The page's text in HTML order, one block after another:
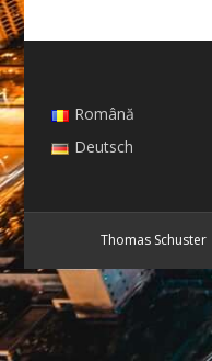
Română
Deutsch
Thomas Schuster